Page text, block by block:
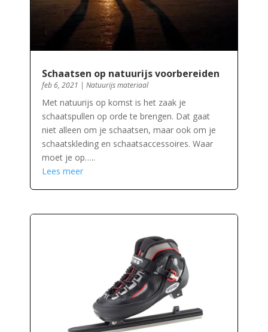
Schaatsen op natuurijs voorbereiden
feb 6, 2021 | Natuurijs materiaal
Met natuurijs op komst is het zaak je
schaatspullen op orde te brengen. Dat gaat
niet alleen om je schaatsen, maar ook om je
schaatskleding en schaatsaccessoires. Waar
moet je op…..
Lees meer